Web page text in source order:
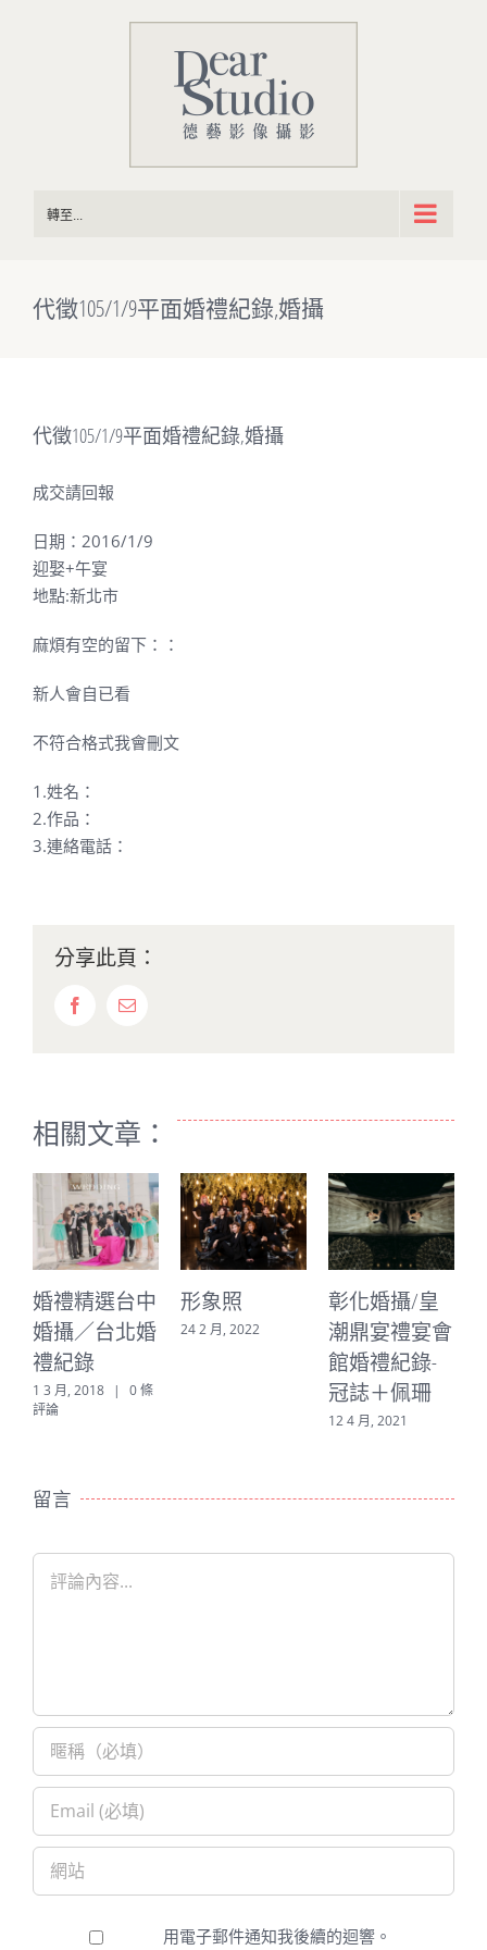
轉至...
代徵105/1/9平面婚禮紀錄,婚攝
代徵105/1/9平面婚禮紀錄,婚攝
成交請回報
日期：2016/1/9
迎娶+午宴
地點:新北市
麻煩有空的留下：：
新人會自已看
不符合格式我會刪文
1.姓名：
2.作品：
3.連絡電話：
分享此頁：
FacebookEmail:
相關文章：
婚禮精選台中
婚攝／台北婚
禮紀錄
1 3 月, 2018 |
0 條
評論
形象照
24 2 月, 2022
彰化婚攝/皇
潮鼎宴禮宴會
館婚禮紀錄-
冠誌＋佩珊
12 4 月, 2021
留言
Comment
用電子郵件通知我後續的迴響。